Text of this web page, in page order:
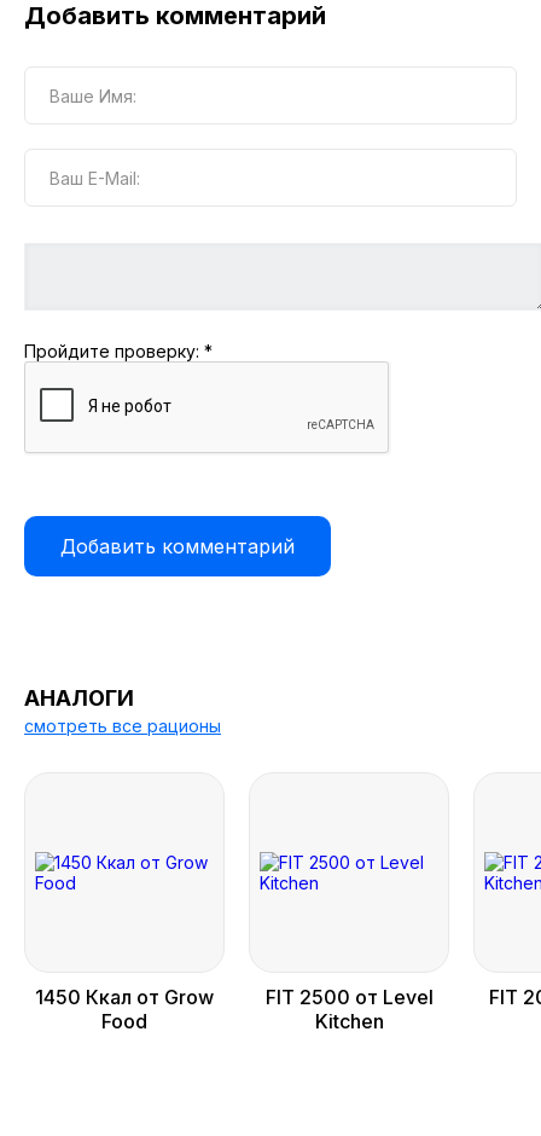
Добавить комментарий
Пройдите проверку: *
АНАЛОГИ
смотреть все рационы
1450 Ккал от Grow
Food
FIT 2500 от Level
Kitchen
FIT